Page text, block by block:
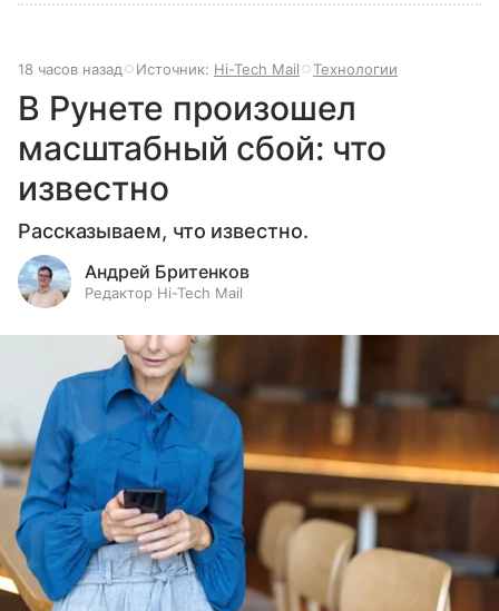
18 часов назад Источник: Hi-Tech Mail Технологии
В Рунете произошел
масштабный сбой: что
известно
Рассказываем, что известно.
Андрей Бритенков
Редактор Hi-Tech Mail